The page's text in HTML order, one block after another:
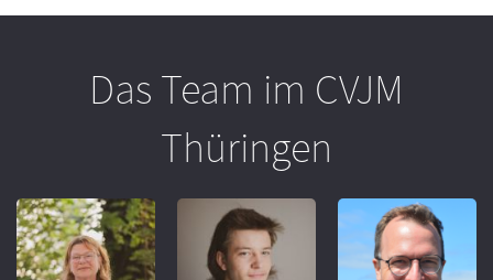
Das Team im CVJM
Thüringen